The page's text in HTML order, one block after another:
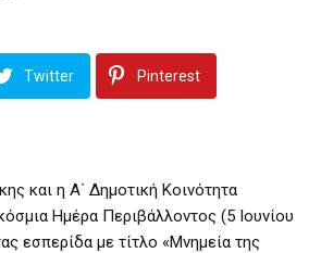
Twitter Pinterest
και η Α΄ Δημοτική Κοινότητα
Ημέρα Περιβάλλοντος (5 Ιουνίου
εσπερίδα με τίτλο «Μνημεία της